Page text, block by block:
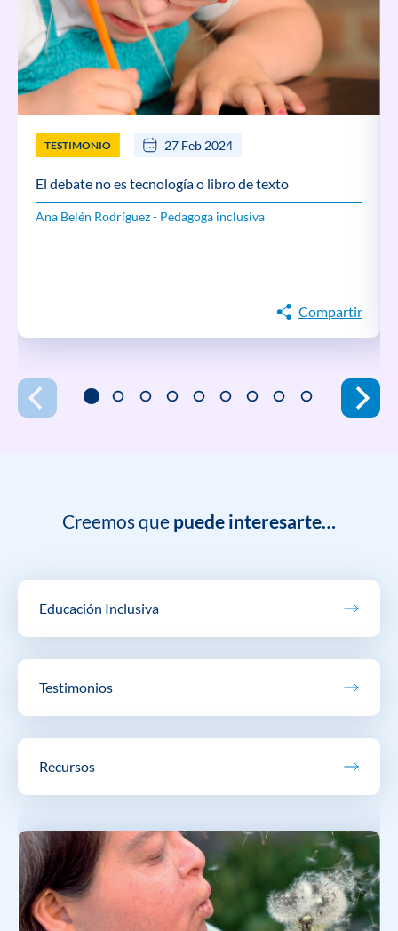
TESTIMONIO 27 Feb 2024
El debate no es tecnología o libro de texto
Ana Belén Rodríguez - Pedagoga inclusiva
Compartir
Creemos que puede interesarte…
Educación Inclusiva
Testimonios
Recursos